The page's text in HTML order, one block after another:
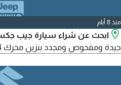
منذ 8 أيام
جيدة ومفحوص ومجدد بنزين محرك 24 بلف